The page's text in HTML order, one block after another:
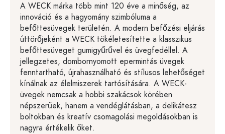
A WECK márka több mint 120 éve a minőség, az
innováció és a hagyomány szimbóluma a
befőttesüvegek területén. A modern befőzési eljárás
úttörőjeként a WECK tökéletesítette a klasszikus
befőttesüveget gumigyűrűvel és üvegfedéllel. A
jellegzetes, dombornyomott epermintás üvegek
fenntartható, újrahasználható és stílusos lehetőséget
kínálnak az élelmiszerek tartósítására. A WECK-
üvegek nemcsak a hobbi szakácsok körében
népszerűek, hanem a vendéglátásban, a delikátesz
boltokban és kreatív csomagolási megoldásokban is
nagyra értékelik őket.